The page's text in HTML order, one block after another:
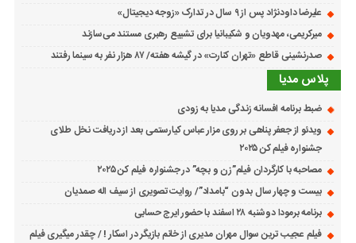
علیرضا داودنژاد پس از ۹ سال در تدارک «زوجه دیجیتال»
میرکریمی، مهدویان و شکیبانیا برای تشییع رهبری مستند می‌سازند
صدرنشینی قاطع «تهران کنارت» در گیشه هفته/ ۸۷ هزار نفر به سینما رفتند
پلاس مدیا
ضبط برنامه افسانه زندگی مدیا به زودی
ویدئو از جعفر پناهی بر روی مزار عباس کیارستمی بعد از دریافت نخل طلای
جشنواره فیلم کن ۲۰۲۵
مصاحبه با کارگردان فیلم”زن و بچه” در جشنواره فیلم کن ۲۰۲۵
بیست و چهار سال بدون “بامداد”/ روایت تصویری از سیف اله صمدیان
برنامه برمودا دوشنبه ۲۸ اسفند با حضور ایرج حسابی
فیلم عجیب ترین سوال مهران مدیری از خانم بازیگر در اسکار ! / چقدر میگیری فیلم